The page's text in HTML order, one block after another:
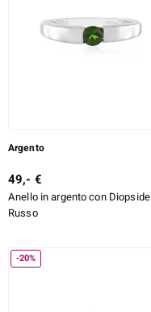
Argento
49,- €
Anello in argento con Diopside
Russo
-20%